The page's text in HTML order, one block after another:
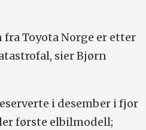
Toyota Norge er etter
sier Bjørn
i desember i fjor
første elbilmodell;